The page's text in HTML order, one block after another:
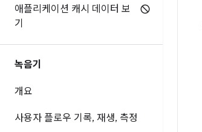
애플리케이션 캐시 데이터 보
기
녹음기
개요
사용자 플로우 기록, 재생, 측정